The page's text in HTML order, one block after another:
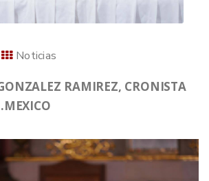
Noticias
RAMIREZ, CRONISTA